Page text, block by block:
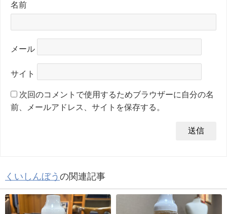
名前
メール
サイト
次回のコメントで使用するためブラウザーに自分の名
前、メールアドレス、サイトを保存する。
くいしんぼう の関連記事